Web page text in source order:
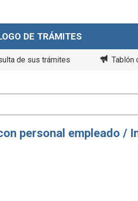
DE TRÁMITES
de sus trámites Tablón
personal empleado /